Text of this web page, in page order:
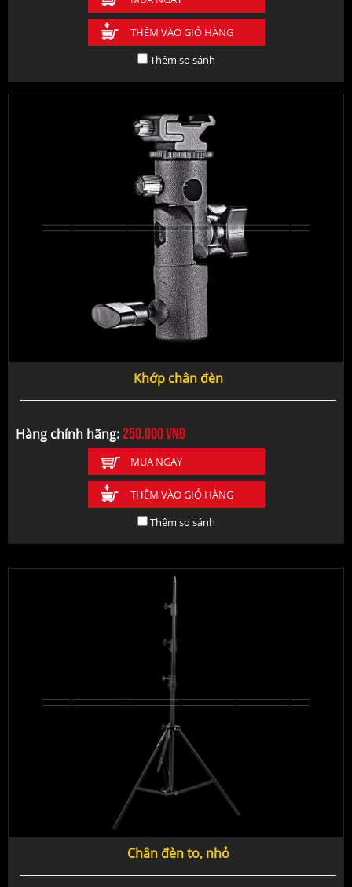
THÊM VÀO GIỎ HÀNG
Thêm so sánh
Khớp chân đèn
Hàng chính hãng:250.000vnđ
MUA NGAY
THÊM VÀO GIỎ HÀNG
Thêm so sánh
Chân đèn to, nhỏ